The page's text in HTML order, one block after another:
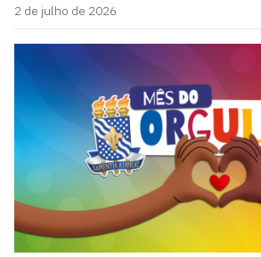
2 de julho de 2026